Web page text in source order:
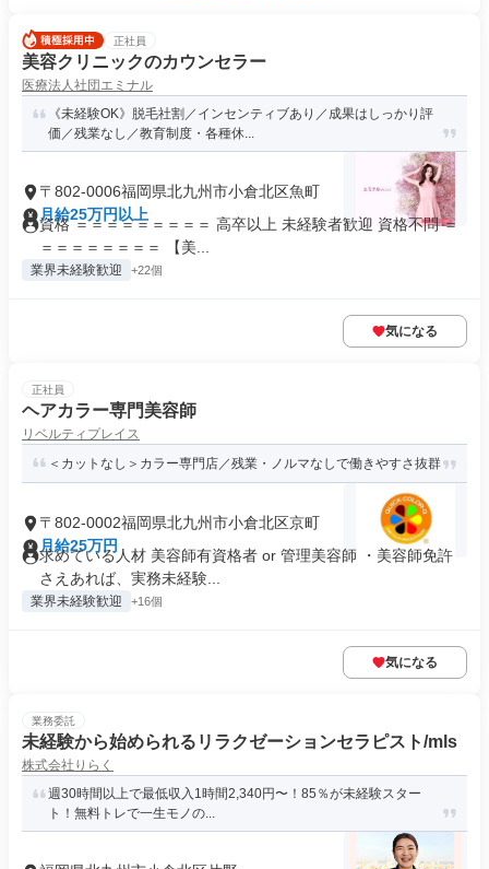
正社員
美容クリニックのカウンセラー
医療法人社団エミナル
《未経験OK》脱毛社割／インセンティブあり／成果はしっかり評
価／残業なし／教育制度・各種休...
〒802-0006福岡県北九州市小倉北区魚町
月給25万円以上
資格 ＝＝＝＝＝＝＝＝＝ 高卒以上 未経験者歓迎 資格不問 ＝
＝＝＝＝＝＝＝＝ 【美...
業界未経験歓迎 +22個
気になる
正社員
ヘアカラー専門美容師
リベルティプレイス
＜カットなし＞カラー専門店／残業・ノルマなしで働きやすさ抜群
〒802-0002福岡県北九州市小倉北区京町
月給25万円
求めている人材 美容師有資格者 or 管理美容師 ・美容師免許
さえあれば、実務未経験...
業界未経験歓迎 +16個
気になる
業務委託
未経験から始められるリラクゼーションセラピスト/mls
株式会社りらく
週30時間以上で最低収入1時間2,340円〜！85％が未経験スター
ト！無料トレで一生モノの...